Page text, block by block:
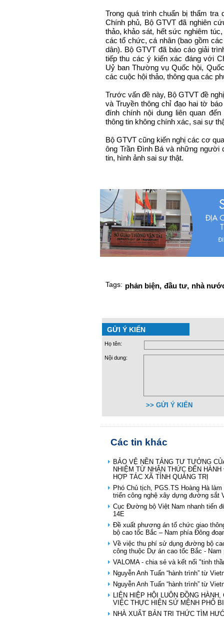
Trong quá trình chuẩn bị thẩm
Chính phủ, Bộ GTVT đã nghiên
thảo, khảo sát, hết sức nghiêm
các tổ chức, cá nhân (bao gồm
dân). Bộ GTVT đã báo cáo giải
tiếp thu các ý kiến xác đáng với
Uỷ ban Thường vụ Quốc hội,
các cuộc hội thảo, thông qua các
Trước vấn đề này, Bộ GTVT đề
và Truyền thông chỉ đạo hai tờ
đính chính nội dung liên quan
thông tin không chính xác, sai sự
Bộ GTVT cũng kiến nghị các cơ
ông Trần Đình Bá và những người
tin, hình ảnh sai sự thật.
Tags: phản biện, đầu tư, nhà
GỬI Ý KIẾN
Họ tên:
Nội dung:
>> GỬI Ý KIẾN
Các tin khác
BẢO VỆ NỀN TẢNG TƯ TƯỞNG
NHIỆM TỪ NHẬN THỨC ĐẾN
HỢP TÁC XÃ TỈNH QUẢNG TRỊ
Phó Chủ tịch, PGS.TS Hoàng Hà
triển công nghệ xây dựng đường sắt
Cục Đường bộ Việt Nam nhanh tiến
14E
Đề xuất phương án tổ chức giao
bộ cao tốc Bắc – Nam phía Đông
Về việc thu phí sử dụng đường bộ
công thuộc Dự án cao tốc Bắc -
VALOMA - chia sẻ và kết nối "tinh
Nguyễn Anh Tuấn “hành trình” từ
Nguyễn Anh Tuấn “hành trình” từ
LIÊN HIỆP HỘI LUÔN ĐỒNG
VIỆC THỰC HIỆN SỨ MỆNH PHỔ
NHÀ XUẤT BẢN TRI THỨC TÌM